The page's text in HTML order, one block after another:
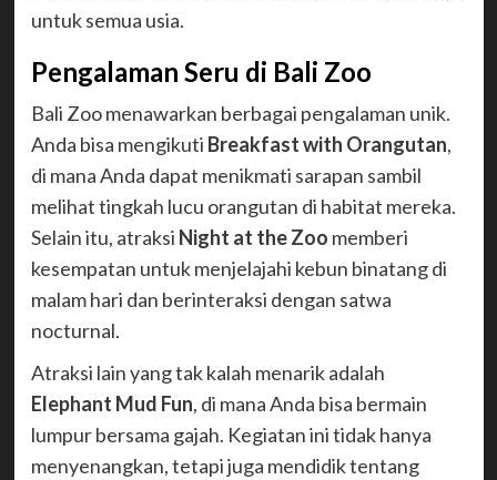
untuk semua usia.
Pengalaman Seru di Bali Zoo
Bali Zoo menawarkan berbagai pengalaman unik.
Anda bisa mengikuti Breakfast with Orangutan,
di mana Anda dapat menikmati sarapan sambil
melihat tingkah lucu orangutan di habitat mereka.
Selain itu, atraksi Night at the Zoo memberi
kesempatan untuk menjelajahi kebun binatang di
malam hari dan berinteraksi dengan satwa
nocturnal.
Atraksi lain yang tak kalah menarik adalah
Elephant Mud Fun, di mana Anda bisa bermain
lumpur bersama gajah. Kegiatan ini tidak hanya
menyenangkan, tetapi juga mendidik tentang